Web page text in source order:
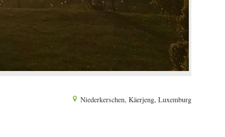
Niederkerschen, Käerjeng, Luxemburg